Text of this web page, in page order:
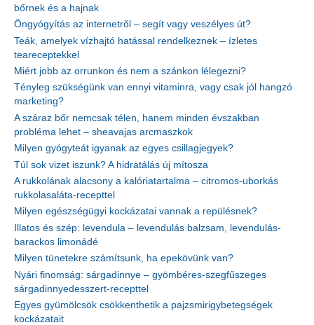
bőrnek és a hajnak
Öngyógyítás az internetről – segít vagy veszélyes út?
Teák, amelyek vízhajtó hatással rendelkeznek – ízletes
teareceptekkel
Miért jobb az orrunkon és nem a szánkon lélegezni?
Tényleg szükségünk van ennyi vitaminra, vagy csak jól hangzó
marketing?
A száraz bőr nemcsak télen, hanem minden évszakban
probléma lehet – sheavajas arcmaszkok
Milyen gyógyteát igyanak az egyes csillagjegyek?
Túl sok vizet iszunk? A hidratálás új mítosza
A rukkolának alacsony a kalóriatartalma – citromos-uborkás
rukkolasaláta-recepttel
Milyen egészségügyi kockázatai vannak a repülésnek?
Illatos és szép: levendula – levendulás balzsam, levendulás-
barackos limonádé
Milyen tünetekre számítsunk, ha epekövünk van?
Nyári finomság: sárgadinnye – gyömbéres-szegfűszeges
sárgadinnyedesszert-recepttel
Egyes gyümölcsök csökkenthetik a pajzsmirigybetegségek
kockázatait